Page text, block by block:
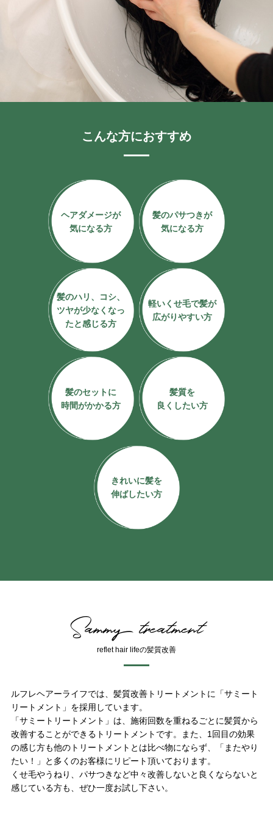
よくある質問
お問い合わせ
052-693-5788
こんな方におすすめ
ヘアダメージが
気になる方
髪のパサつきが
気になる方
髪のハリ、コシ、
ツヤが少なくなっ
たと感じる方
軽いくせ毛で髪が
広がりやすい方
髪のセットに
時間がかかる方
髪質を
良くしたい方
きれいに髪を
伸ばしたい方
Sammy treatment
reflet hair lifeの髪質改善
ルフレヘアーライフでは、髪質改善トリートメントに「サミート
リートメント」を採用しています。
「サミートリートメント」は、施術回数を重ねるごとに髪質から
改善することができるトリートメントです。また、1回目の効果
の感じ方も他のトリートメントとは比べ物にならず、「またやり
たい！」と多くのお客様にリピート頂いております。
くせ毛やうねり、パサつきなど中々改善しないと良くならないと
感じている方も、ぜひ一度お試し下さい。